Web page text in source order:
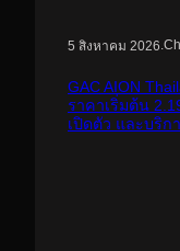
5 สิงหาคม 2026.
GAC AION
ราคาเริ่มต้น
เปิดตัว และบริก